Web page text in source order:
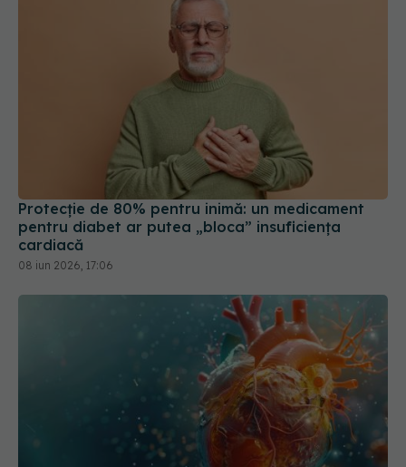
Protecție de 80% pentru inimă: un medicament
pentru diabet ar putea „bloca” insuficiența
cardiacă
08 iun 2026, 17:06